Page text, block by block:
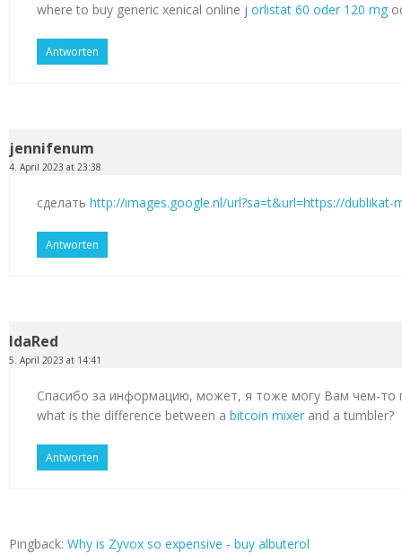
where to buy generic xenical online j orlistat 60 oder 120 mg
Antworten
jennifenum
4. April 2023 at 23:38
сделать http://images.google.nl/url?sa=t&url=https://dublikat-
Antworten
IdaRed
5. April 2023 at 14:41
Спасибо за информацию, может, я тоже могу Вам чем-то
what is the difference between a bitcoin mixer and a tumbler?
Antworten
Pingback: Why is Zyvox so expensive - buy albuterol